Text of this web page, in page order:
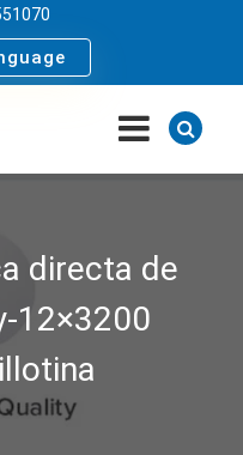
directa de
12×3200